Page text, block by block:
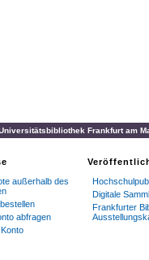
Frankfurt am
außerhalb des
abfragen
Digitale
Frankfurter